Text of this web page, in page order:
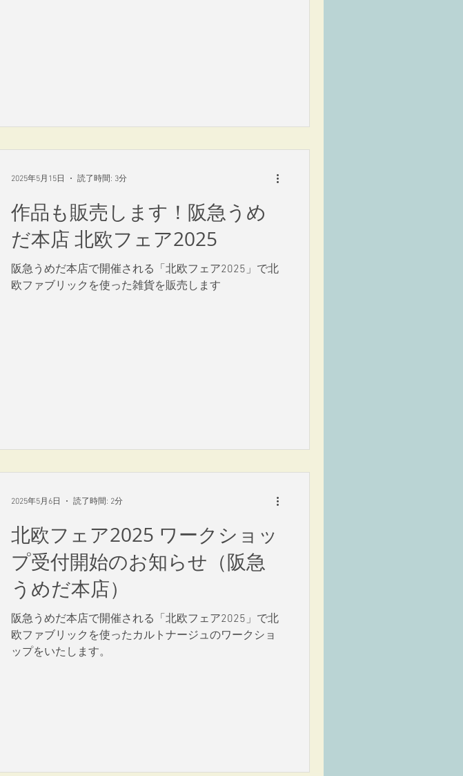
作品も販売します！阪急うめ
だ本店 北欧フェア2025
阪急うめだ本店で開催される「北欧フェア2025」で北
欧ファブリックを使った雑貨を販売します
2025年5月15日 読了時間: 3分
北欧フェア2025 ワークショッ
プ受付開始のお知らせ（阪急
うめだ本店）
阪急うめだ本店で開催される「北欧フェア2025」で北
欧ファブリックを使ったカルトナージュのワークショ
ップをいたします。
2025年5月6日 読了時間: 2分